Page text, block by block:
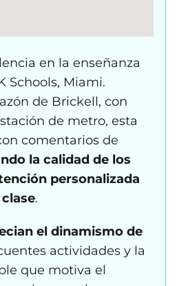
en la enseñanza
Schools, Miami.
de Brickell, con
de metro, esta
comentarios de
la calidad de los
personalizada
.
el dinamismo de
actividades y la
que motiva el